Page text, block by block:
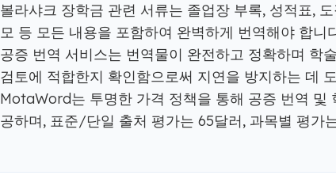
볼라샤크 장학금 관련 서류는 졸업장 부록, 성적표,
모 등 모든 내용을 포함하여 완벽하게 번역해야 합니
공증 번역 서비스는 번역물이 완전하고 정확하며 학
검토에 적합한지 확인함으로써 지연을 방지하는 데
MotaWord는 투명한 가격 정책을 통해 공증 번역 및
공하며, 표준/단일 출처 평가는 65달러, 과목별 평가